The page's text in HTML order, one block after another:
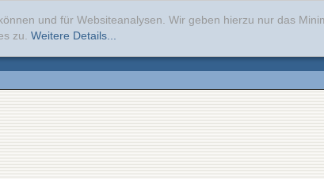
und für Websiteanalysen. Wir geben hierzu nur das
zu. Weitere Details...